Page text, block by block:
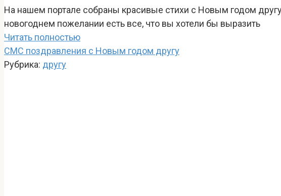
На нашем портале собраны красивые стихи с Новым годом
новогоднем пожелании есть все, что вы хотели бы выразить
Читать полностью
СМС поздравления с Новым годом другу
Рубрика: другу